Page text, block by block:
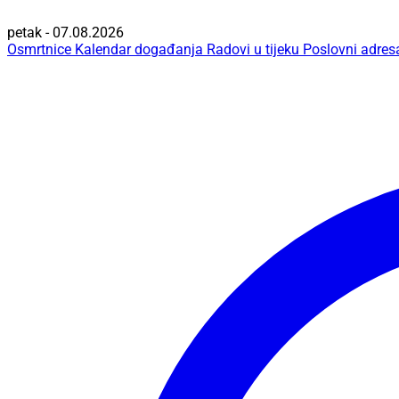
petak - 07.08.2026
Osmrtnice Kalendar događanja Radovi u tijeku Poslovni